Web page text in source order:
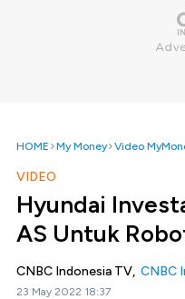
HOME My Money Video
VIDEO
Hyundai
AS Untuk
CNBC Indonesia TV, CNBC
23 May 2022 18:37